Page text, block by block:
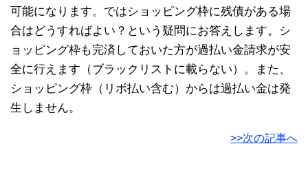
可能になります。ではショッピング枠に残債がある場
合はどうすればよい？という疑問にお答えします。シ
ョッピング枠も完済しておいた方が過払い金請求が安
全に行えます（ブラックリストに載らない）。また、
ショッピング枠（リボ払い含む）からは過払い金は発
生しません。
>>次の記事へ